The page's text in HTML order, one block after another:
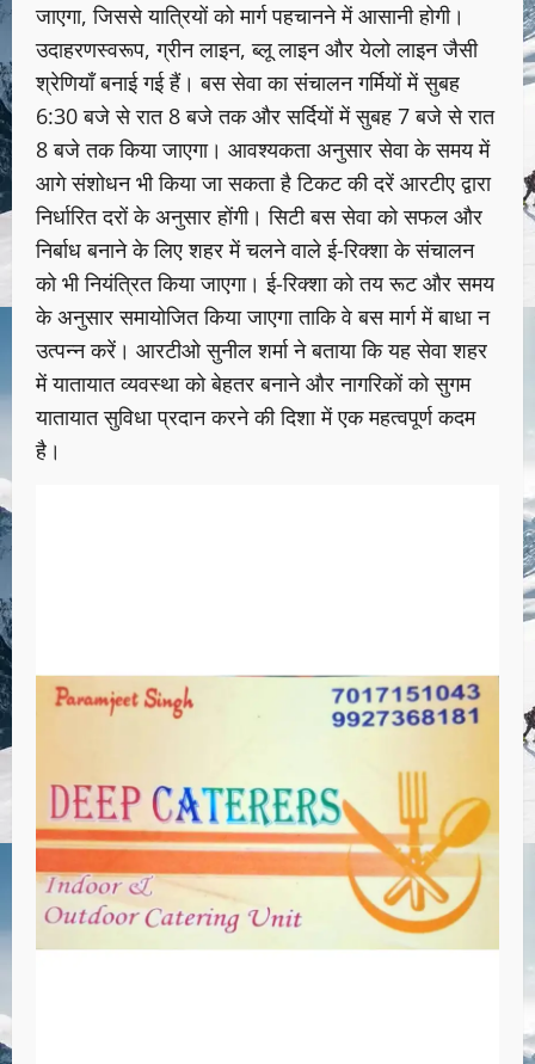
जाएगा, जिससे यात्रियों को मार्ग पहचानने में आसानी होगी।
उदाहरणस्वरूप, ग्रीन लाइन, ब्लू लाइन और येलो लाइन जैसी
श्रेणियाँ बनाई गई हैं। बस सेवा का संचालन गर्मियों में सुबह
6:30 बजे से रात 8 बजे तक और सर्दियों में सुबह 7 बजे से रात
8 बजे तक किया जाएगा। आवश्यकता अनुसार सेवा के समय में
आगे संशोधन भी किया जा सकता है टिकट की दरें आरटीए द्वारा
निर्धारित दरों के अनुसार होंगी। सिटी बस सेवा को सफल और
निर्बाध बनाने के लिए शहर में चलने वाले ई-रिक्शा के संचालन
को भी नियंत्रित किया जाएगा। ई-रिक्शा को तय रूट और समय
के अनुसार समायोजित किया जाएगा ताकि वे बस मार्ग में बाधा न
उत्पन्न करें। आरटीओ सुनील शर्मा ने बताया कि यह सेवा शहर
में यातायात व्यवस्था को बेहतर बनाने और नागरिकों को सुगम
यातायात सुविधा प्रदान करने की दिशा में एक महत्वपूर्ण कदम
है।